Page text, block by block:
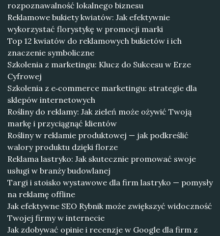
rozpoznawalność lokalnego biznesu
Reklamowe bukiety kwiatów: Jak efektywnie
wykorzystać florystykę w promocji marki
Top 12 kwiatów do reklamowych bukietów i ich
znaczenie symboliczne
Szkolenia z marketingu: Klucz do Sukcesu w Erze
Cyfrowej
Szkolenia z e‑commerce marketingu: strategie dla
sklepów internetowych
Rośliny do reklamy: Jak zieleń może ożywić Twoją
markę i przyciągnąć klientów
Rośliny w reklamie produktowej — jak podkreślić
walory produktu dzięki florze
Reklama lastryko: Jak skutecznie promować swoje
usługi w branży budowlanej
Targi i stoisko wystawowe dla firm lastryko — pomysły
na reklamę offline
Jak efektywne SEO Rybnik może zwiększyć widoczność
Twojej firmy w internecie
Jak zdobywać opinie i recenzje w Google dla firm z